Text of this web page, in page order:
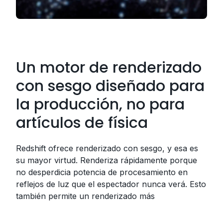
Un motor de renderizado
con sesgo diseñado para
la producción, no para
artículos de física
Redshift ofrece renderizado con sesgo, y esa es
su mayor virtud. Renderiza rápidamente porque
no desperdicia potencia de procesamiento en
reflejos de luz que el espectador nunca verá. Esto
también permite un renderizado más